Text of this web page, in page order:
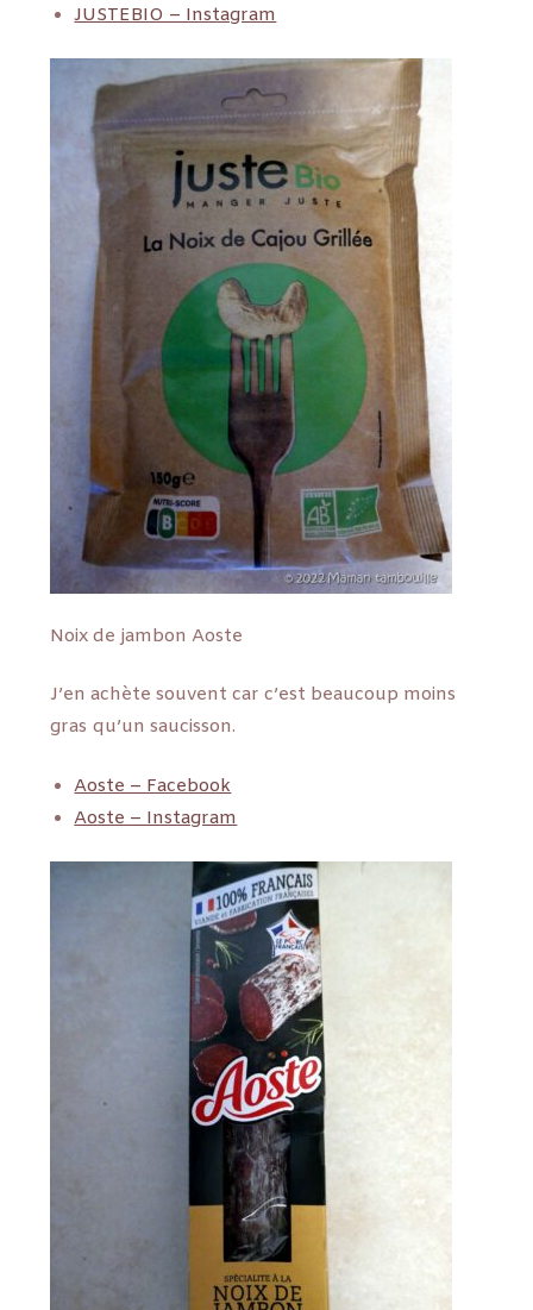
JUSTEBIO – Instagram
Noix de jambon Aoste
J’en achète souvent car c’est beaucoup moins
gras qu’un saucisson.
Aoste – Facebook
Aoste – Instagram